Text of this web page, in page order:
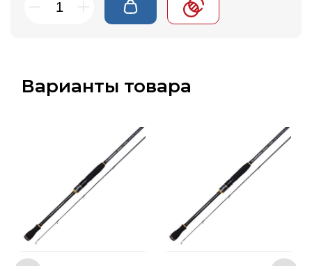
Варианты товара